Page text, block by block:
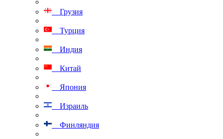
Грузия
Турция
Индия
Китай
Япония
Израиль
Финляндия